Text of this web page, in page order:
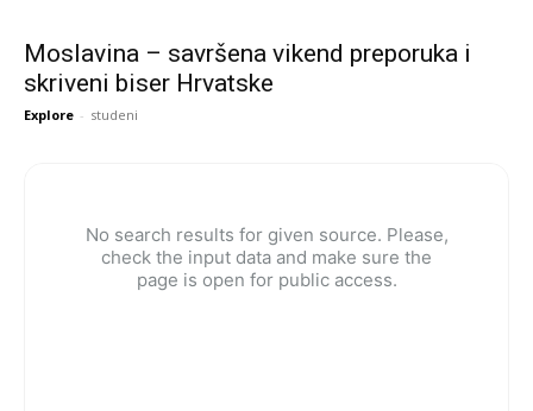
Moslavina – savršena vikend preporuka i
skriveni biser Hrvatske
Explore - studeni
No search results for given source. Please,
check the input data and make sure the
page is open for public access.